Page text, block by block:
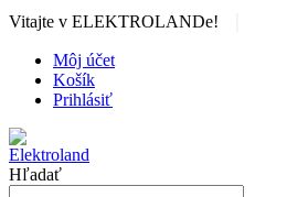
Vitajte v ELEKTROLANDe!
Môj účet
Košík
Prihlásiť
Hľadať